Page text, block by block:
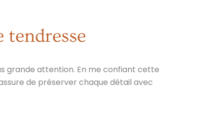
grande attention. En me confiant cette
de préserver chaque détail avec